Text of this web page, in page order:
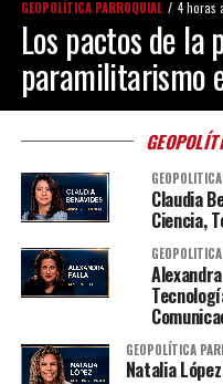
GEOPOLÍTICA PARROQUIAL 4 horas
Los pactos de la
paramilitarismo
Claudia
Ciencia,
GEOPOLÍTICA
Natalia